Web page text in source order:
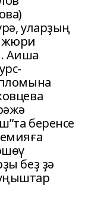
уларҙың
жюри
Аиша
беренсе
беҙ ҙә